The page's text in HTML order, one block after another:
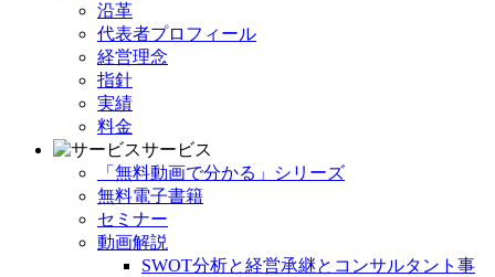
沿革
代表者プロフィール
経営理念
指針
実績
料金
サービス
「無料動画で分かる」シリーズ
無料電子書籍
セミナー
動画解説
SWOT分析と経営承継とコンサルタント事